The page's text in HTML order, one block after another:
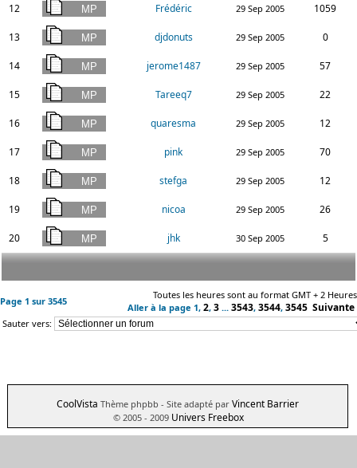
12 Frédéric 29 Sep 2005 1059
13 djdonuts 29 Sep 2005 0
14 jerome1487 29 Sep 2005 57
15 Tareeq7 29 Sep 2005 22
16 quaresma 29 Sep 2005 12
17 pink 29 Sep 2005 70
18 stefga 29 Sep 2005 12
19 nicoa 29 Sep 2005 26
20 jhk 30 Sep 2005 5
Page 1 sur 3545
Toutes les heures sont au format GMT + 2 Heures
Aller à la page 1, 2, 3 ... 3543, 3544, 3545 Suivante
Sauter vers:
CoolVista Thème phpbb - Site adapté par Vincent Barrier
© 2005 - 2009 Univers Freebox